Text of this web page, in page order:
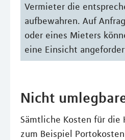
Vermieter die
aufbewahren. Auf
oder eines Mieters
eine Einsicht
Nicht
Sämtliche Kosten für die
zum Beispiel